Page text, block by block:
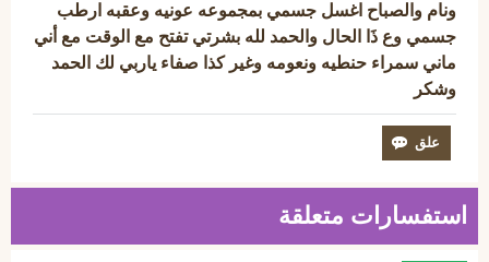
ونام والصباح اغسل جسمي بمجموعه عونيه وعقبه ارطب
جسمي وع ذَا الحال والحمد لله بشرتي تفتح مع الوقت مع أني
ماني سمراء حنطيه ونعومه وغير كذا صفاء ياربي لك الحمد
وشكر
استفسارات متعلقة